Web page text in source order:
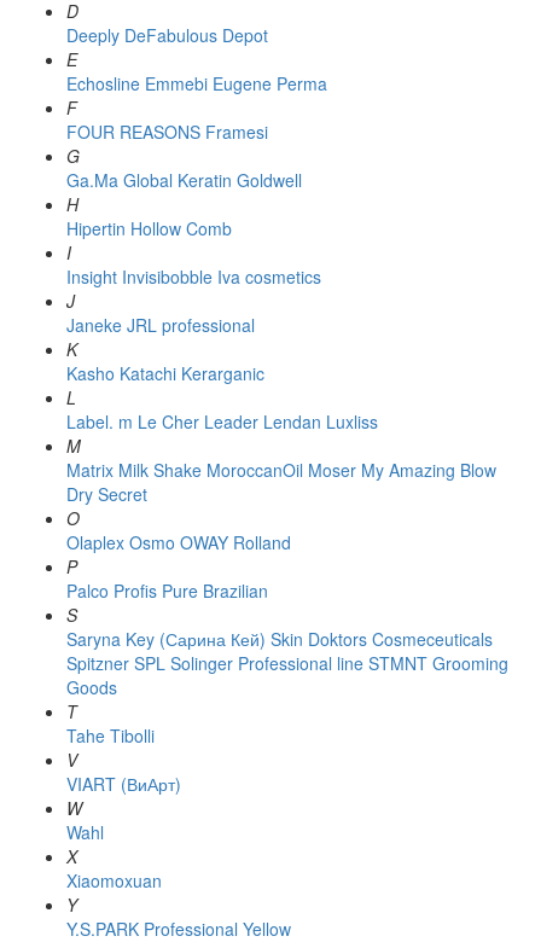
D
Deeply DeFabulous Depot
E
Echosline Emmebi Eugene Perma
F
FOUR REASONS Framesi
G
Ga.Ma Global Keratin Goldwell
H
Hipertin Hollow Comb
I
Insight Invisibobble Iva cosmetics
J
Janeke JRL professional
K
Kasho Katachi Kerarganic
L
Label. m Le Cher Leader Lendan Luxliss
M
Matrix Milk Shake MoroccanOil Moser My Amazing Blow
Dry Secret
O
Olaplex Osmo OWAY Rolland
P
Palco Profis Pure Brazilian
S
Saryna Key (Сарина Кей) Skin Doktors Cosmeceuticals
Spitzner SPL Solinger Professional line STMNT Grooming
Goods
T
Tahe Tibolli
V
VIART (ВиАрт)
W
Wahl
X
Xiaomoxuan
Y
Y.S.PARK Professional Yellow